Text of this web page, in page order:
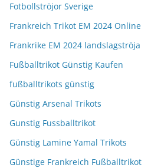
Fotbollströjor Sverige
Frankreich Trikot EM 2024 Online
Frankrike EM 2024 landslagströja
Fußballtrikot Günstig Kaufen
fußballtrikots günstig
Günstig Arsenal Trikots
Gunstig Fussballtrikot
Günstig Lamine Yamal Trikots
Günstige Frankreich Fußballtrikot